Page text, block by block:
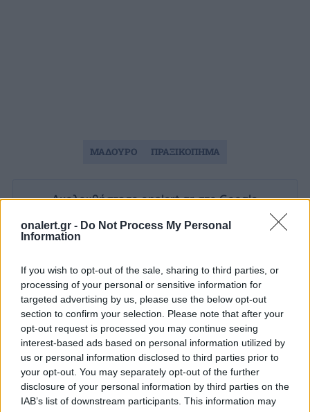
onalert.gr - Do Not Process My Personal
Information
If you wish to opt-out of the sale, sharing to third parties, or
processing of your personal or sensitive information for
targeted advertising by us, please use the below opt-out
section to confirm your selection. Please note that after your
opt-out request is processed you may continue seeing
interest-based ads based on personal information utilized by
us or personal information disclosed to third parties prior to
your opt-out. You may separately opt-out of the further
disclosure of your personal information by third parties on the
IAB’s list of downstream participants. This information may
Διάβασε επίσης
Ακολουθήστε το onalert.gr στοGoogle
και μάθετε πρώτοι όλες τις ειδήσεις
για την άμυνα.
ΜΑΔΟΥΡΟ ΠΡΑΞΙΚΟΠΗΜΑ